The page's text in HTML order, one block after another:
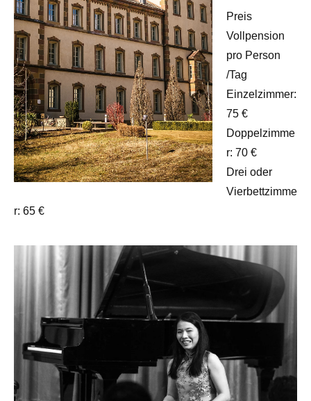
Preis
Vollpension
pro Person
/Tag
Einzelzimmer:
75 €
Doppelzimme
r: 70 €
Drei oder
Vierbettzimme
r: 65 €